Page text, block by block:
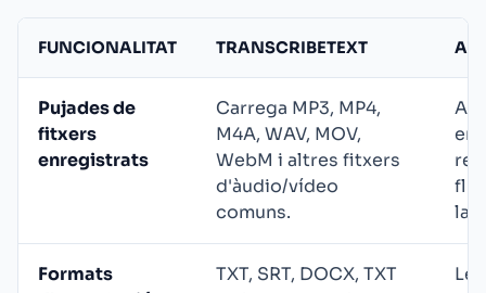
FUNCIONALITAT TRANSCRIBETEXT
Pujades de
fitxers
enregistrats
Carrega MP3, MP4,
M4A, WAV, MOV,
WebM i altres fitxers
d'àudio/vídeo
comuns.
en
la
Formats
TXT, SRT, DOCX, TXT